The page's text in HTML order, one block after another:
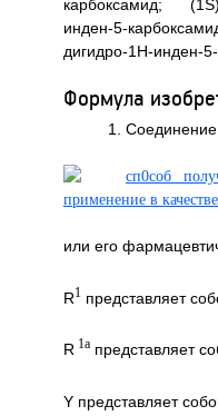
карбоксамид; (1S)-
инден-5-
дигидро-1H-инден-
Формула
1.
или его
R1 представляет
R 1aпредставляет
Y представляет